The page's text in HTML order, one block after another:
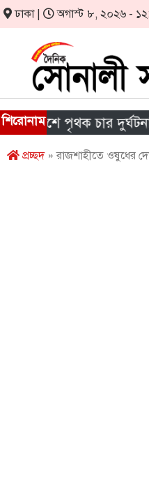
ঢাকা | অগাস্ট ৮, ২০২৬ -
শিরোনাম
দেশে পৃথক চার দুর্ঘটনায়
প্রচ্ছদ» রাজশাহীতে ওষুধের